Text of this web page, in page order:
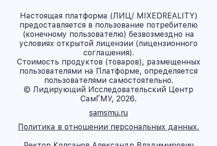
Настоящая платформа (ЛИЦ/ MIXEDREALITY)
предоставляется в пользование потребителю
(конечному пользователю) безвозмездно на
условиях открытой лицензии (лицензионного
соглашения).
Стоимость продуктов (товаров), размещенных
пользователями на Платформе, определяется
пользователями самостоятельно.
© Лидирующий Исследовательский Центр
СамГМУ, 2026.
samsmu.ru
Политика в отношении персональных данных.